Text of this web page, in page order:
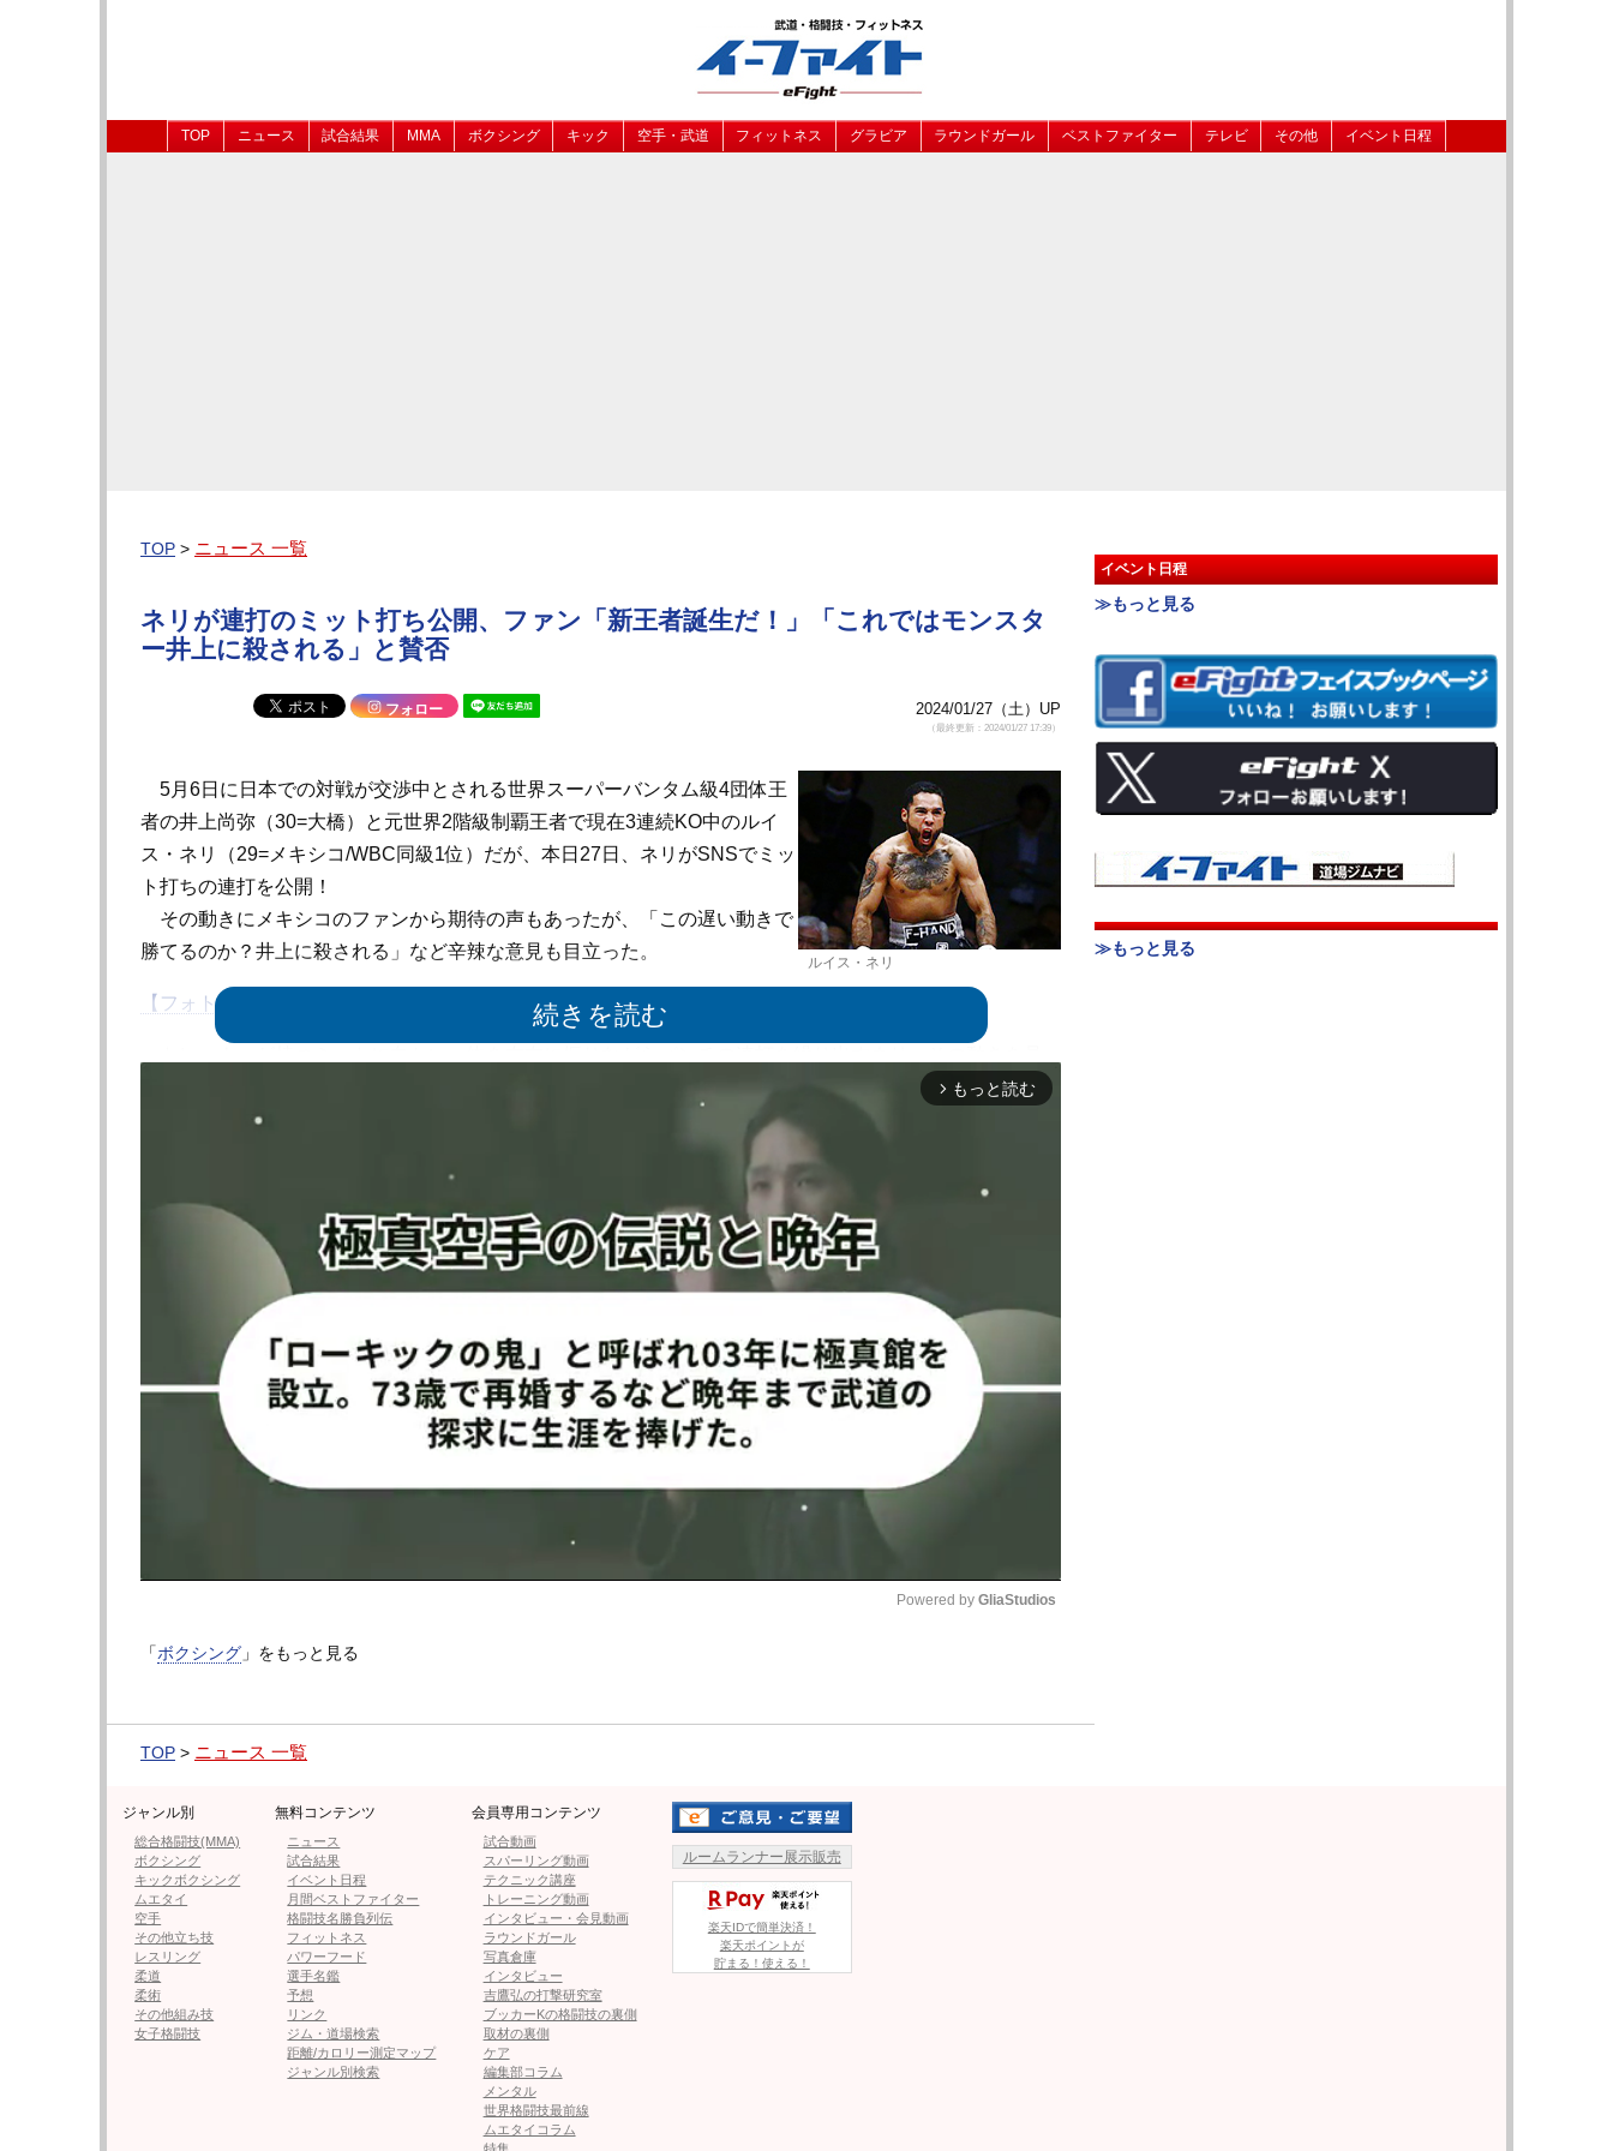
TOP ニュース 試合結果 MMA ボクシング キック 空手・武道 フィットネス グラビア ラウンドガール ベストファイター テレビ その他 イベント日程
TOP > ニュース 一覧
ネリが連打のミット打ち公開、ファン「新王者誕生だ！」「これではモンスタ
ー井上に殺される」と賛否
フォロー 2024/01/27（土）UP
（最終更新：2024/01/27 17:39）
ルイス・ネリ
5月6日に日本での対戦が交渉中とされる世界スーパーバンタム級4団体王
者の井上尚弥 （30=大橋） と 元世界2階級制覇王者で現在3連続KO中のルイ
ス・ネリ（29=メキシコ/WBC同級1位）だが、本日27日、ネリがSNSでミッ
ト打ちの連打を公開！
その動きにメキシコのファンから期待の声もあったが、「この遅い動きで
勝てるのか？井上に殺される」など辛辣な意見も目立った。
【フォト＆動画】ネリが公開したミット打ち連打！山中戦で伸びる右ストレートKOシーンも
ただし、スピードが無いように見えてもパンチの出すタイミングやパンチの出し方次第でその動きが読
めず被弾することはよくあること。果たしてこの動きをあえて動画で出した理由とは。ここから更に動き
が上がっていくのか。
ネリがミット打ち動画を公開した
（ネリのXより）
コメント欄には「新たな世界チャンピオンだ！」「日本で名をあげろ」と
いう井上に勝つ期待の声や、反対の意見で「この遅い動きで勝てるのか？井
上に殺される」「井上にこんな風に戦わないで」「この動きではパンチの打
ち終わりに井上のパンチが入る」と心配の声も上がっている。
しかし、試合は戦ってみないと分からない。17年8月に山中慎介を伸びる
右ストレートと怒涛の連打でTKO勝ちしており、ネリの連打はあなどれな
い。現在3連続KO中で
も
・”悪童”ネリ、井上尚弥との対戦ビジュアルを投稿「もうすぐだ」正式発表示唆
・【フォト】天心戦“小顔ショート”ラウンドガール「目が離せませんでした」次戦は2月
・寺地拳四朗「顔が痛い！」激闘後の腫れた顔を公開、ビフォーアフターが話題に
・【フォト】ラウンドガール高橋凛、17kg減のビフォーアフター公開に”ぽっちゃりが好き”など
arrow_forward_ios もっと読む
Powered by GliaStudios
「ボクシング 」をもっと見る
TOP > ニュース 一覧
イベント日程
≫もっと見る
≫もっと見る
ジャンル別
総合格闘技(MMA)
ボクシング
キックボクシング
ムエタイ
空手
その他立ち技
レスリング
柔道
柔術
その他組み技
女子格闘技
無料コンテンツ
ニュース
試合結果
イベント日程
月間ベストファイター
格闘技名勝負列伝
フィットネス
パワーフード
選手名鑑
予想
リンク
ジム・道場検索
距離/カロリー測定マップ
ジャンル別検索
会員専用コンテンツ
試合動画
スパーリング動画
テクニック講座
トレーニング動画
インタビュー・会見動画
ラウンドガール
写真倉庫
インタビュー
吉鷹弘の打撃研究室
ブッカーKの格闘技の裏側
取材の裏側
ケア
編集部コラム
メンタル
世界格闘技最前線
ムエタイコラム
ルームランナー展示販売
楽天IDで簡単決済！
楽天ポイントが
貯まる！使える！